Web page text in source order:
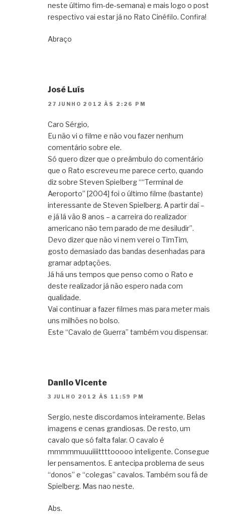
neste último fim-de-semana) e mais logo o post
respectivo vai estar já no Rato Cinéfilo. Confira!
Abraço
José Luís
27 JUNHO 2012 ÀS 2:26 PM
Caro Sérgio,
Eu não vi o filme e não vou fazer nenhum
comentário sobre ele.
Só quero dizer que o preâmbulo do comentário
que o Rato escreveu me parece certo, quando
diz sobre Steven Spielberg ““Terminal de
Aeroporto” [2004] foi o último filme (bastante)
interessante de Steven Spielberg. A partir daí –
e já lá vão 8 anos – a carreira do realizador
americano não tem parado de me desiludir”.
Devo dizer que não vi nem verei o TimTim,
gosto demasiado das bandas desenhadas para
gramar adptações.
Já há uns tempos que penso como o Rato e
deste realizador já não espero nada com
qualidade.
Vai continuar a fazer filmes mas para meter mais
uns milhões no bolso.
Este “Cavalo de Guerra” também vou dispensar.
Danilo Vicente
3 JULHO 2012 ÀS 11:59 PM
Sergio, neste discordamos inteiramente. Belas
imagens e cenas grandiosas. De resto, um
cavalo que só falta falar. O cavalo é
mmmmmuuuiiiittttooooo inteligente. Consegue
ler pensamentos. E antecipa problema de seus
“donos” e “colegas” cavalos. Também sou fã de
Spielberg. Mas nao neste.
Abs.